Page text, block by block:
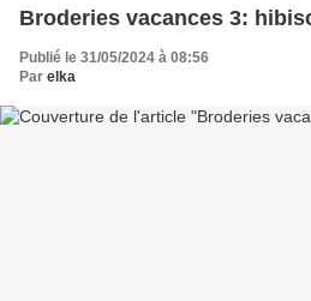
Broderies vacances 3:
Publié le 31/05/2024 à 08:56
Par elka